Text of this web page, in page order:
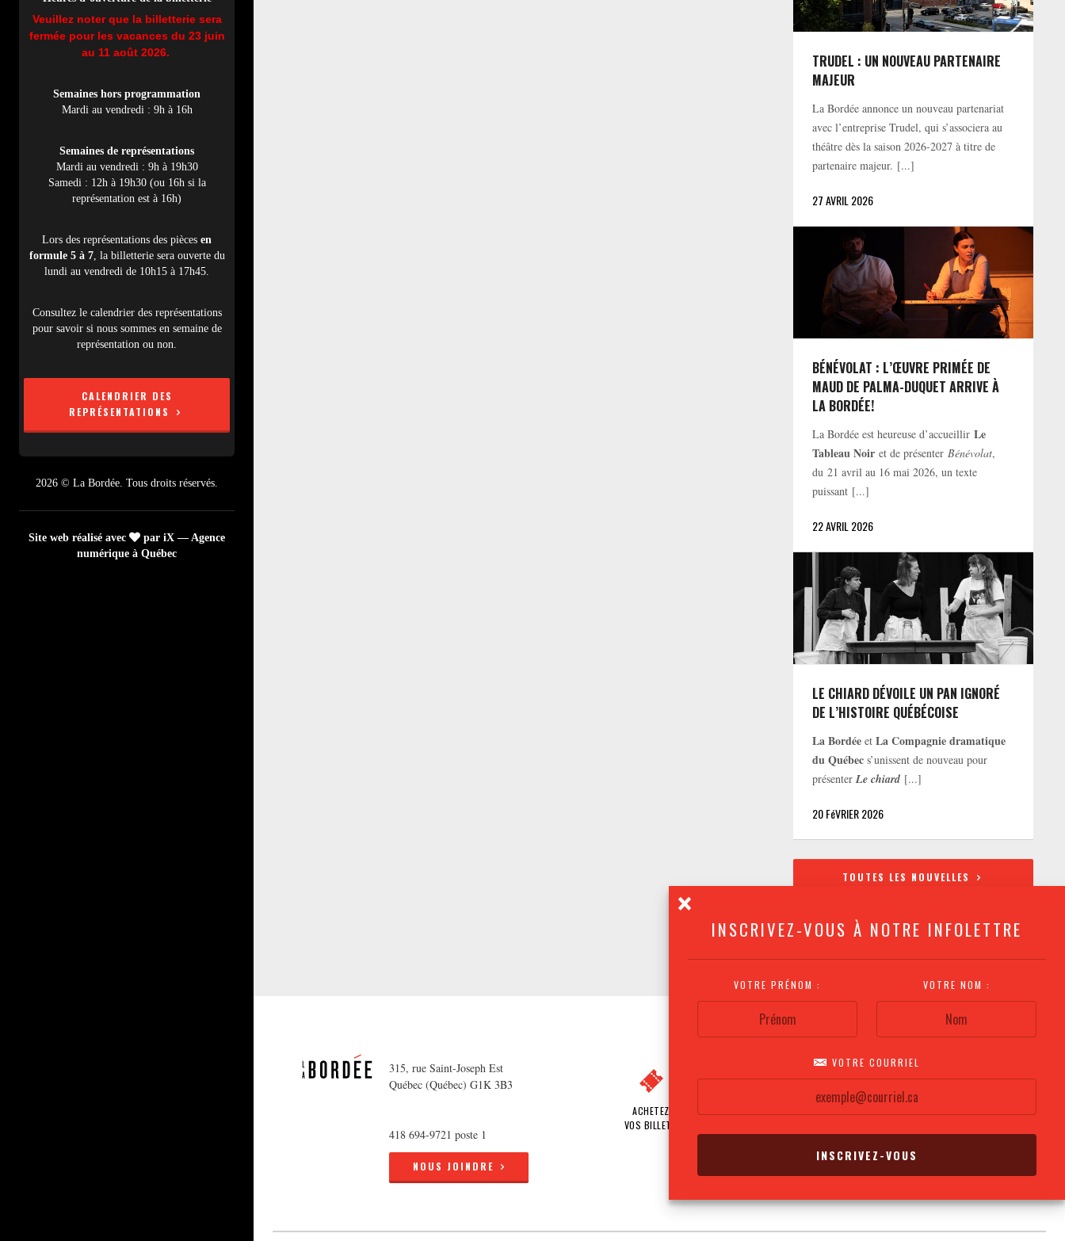
INSCRIVEZ-VOUS À NOTRE INFOLETTRE
VOTRE PRÉNOM : VOTRE NOM :
VOTRE COURRIEL
Veuillez noter que la billetterie sera
fermée pour les vacances du 23 juin
au 11 août 2026.
Semaines hors programmation
Mardi au vendredi : 9h à 16h
Semaines de représentations
Mardi au vendredi : 9h à 19h30
Samedi : 12h à 19h30 (ou 16h si la
représentation est à 16h)
Lors des représentations des pièces en
formule 5 à 7, la billetterie sera ouverte du
lundi au vendredi de 10h15 à 17h45.
Consultez le calendrier des représentations
pour savoir si nous sommes en semaine de
représentation ou non.
CALENDRIER DES
REPRÉSENTATIONS
2026 © La Bordée. Tous droits réservés.
Site web réalisé avec
par iX — Agence
numérique à Québec
TRUDEL : UN NOUVEAU PARTENAIRE
MAJEUR
La Bordée annonce un nouveau partenariat
avec l’entreprise Trudel, qui s’associera au
théâtre dès la saison 2026-2027 à titre de
partenaire majeur. [...]
27 AVRIL 2026
BÉNÉVOLAT : L’ŒUVRE PRIMÉE DE
MAUD DE PALMA-DUQUET ARRIVE À
LA BORDÉE!
La Bordée est heureuse d’accueillirLe
Tableau Noir et de présenterBénévolat,
du 21 avril au 16 mai 2026, un texte
puissant [...]
22 AVRIL 2026
LE CHIARD DÉVOILE UN PAN IGNORÉ
DE L’HISTOIRE QUÉBÉCOISE
La Bordée etLa Compagnie dramatique
du Québec s’unissent de nouveau pour
présenterLe chiard [...]
20 FéVRIER 2026
TOUTES LES NOUVELLES
315, rue Saint-Joseph Est
Québec (Québec) G1K 3B3
418 694-9721 poste 1
NOUS JOINDRE
ACHETEZ
VOS BILLETS